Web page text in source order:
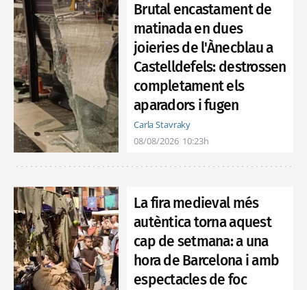
Brutal encastament de
matinada en dues
joieries de l'Ànecblau a
Castelldefels: destrossen
completament els
aparadors i fugen
Carla Stavraky
08/08/2026 10:23h
La fira medieval més
autèntica torna aquest
cap de setmana: a una
hora de Barcelona i amb
espectacles de foc